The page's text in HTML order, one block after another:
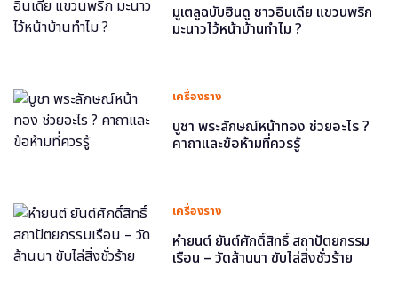
มูเตลูฉบับฮินดู ชาวอินเดีย แขวนพริก
มะนาวไว้หน้าบ้านทำไม ?
เครื่องราง
บูชา พระลักษณ์หน้าทอง ช่วยอะไร ?
คาถาและข้อห้ามที่ควรรู้
เครื่องราง
หำยนต์ ยันต์ศักดิ์สิทธิ์ สถาปัตยกรรม
เรือน – วัดล้านนา ขับไล่สิ่งชั่วร้าย